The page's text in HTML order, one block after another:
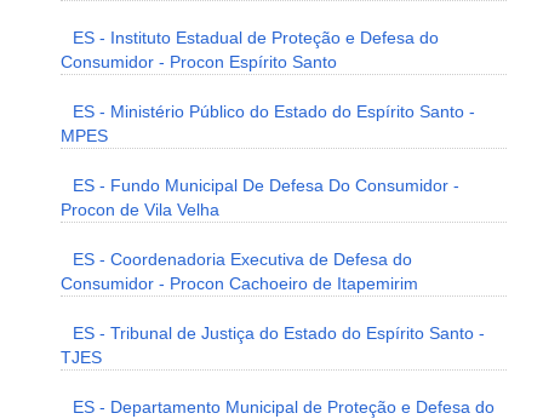
ES - Instituto Estadual de Proteção e Defesa do
Consumidor - Procon Espírito Santo
ES - Ministério Público do Estado do Espírito Santo -
MPES
ES - Fundo Municipal De Defesa Do Consumidor -
Procon de Vila Velha
ES - Coordenadoria Executiva de Defesa do
Consumidor - Procon Cachoeiro de Itapemirim
ES - Tribunal de Justiça do Estado do Espírito Santo -
TJES
ES - Departamento Municipal de Proteção e Defesa do